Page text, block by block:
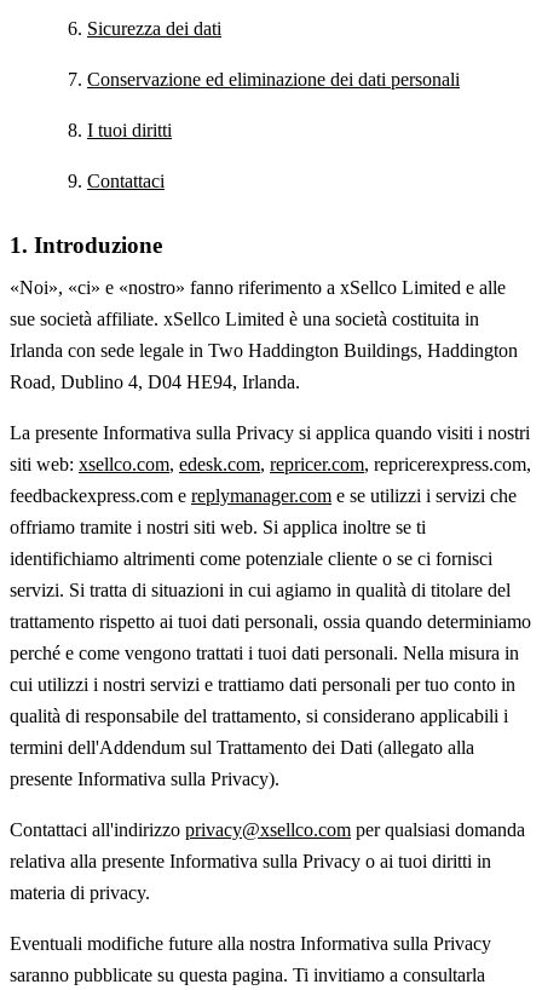
Sicurezza dei dati
Conservazione ed eliminazione dei dati personali
I tuoi diritti
Contattaci
1. Introduzione
«Noi», «ci» e «nostro» fanno riferimento a xSellco Limited e alle
sue società affiliate. xSellco Limited è una società costituita in
Irlanda con sede legale in Two Haddington Buildings, Haddington
Road, Dublino 4, D04 HE94, Irlanda.
La presente Informativa sulla Privacy si applica quando visiti i nostri
siti web: xsellco.com, edesk.com, repricer.com, repricerexpress.com,
feedbackexpress.com e replymanager.com e se utilizzi i servizi che
offriamo tramite i nostri siti web. Si applica inoltre se ti
identifichiamo altrimenti come potenziale cliente o se ci fornisci
servizi. Si tratta di situazioni in cui agiamo in qualità di titolare del
trattamento rispetto ai tuoi dati personali, ossia quando determiniamo
perché e come vengono trattati i tuoi dati personali. Nella misura in
cui utilizzi i nostri servizi e trattiamo dati personali per tuo conto in
qualità di responsabile del trattamento, si considerano applicabili i
termini dell'Addendum sul Trattamento dei Dati (allegato alla
presente Informativa sulla Privacy).
Contattaci all'indirizzo privacy@xsellco.com per qualsiasi domanda
relativa alla presente Informativa sulla Privacy o ai tuoi diritti in
materia di privacy.
Eventuali modifiche future alla nostra Informativa sulla Privacy
saranno pubblicate su questa pagina. Ti invitiamo a consultarla